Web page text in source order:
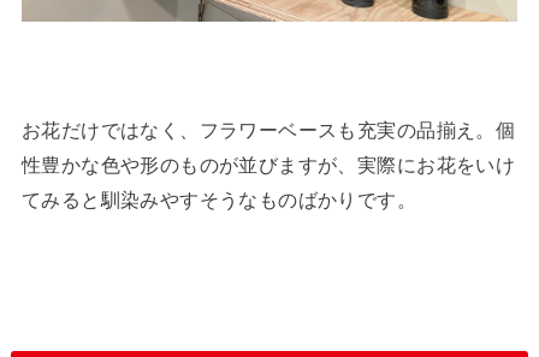
お花だけではなく、フラワーベースも充実の品揃え。個
性豊かな色や形のものが並びますが、実際にお花をいけ
てみると馴染みやすそうなものばかりです。